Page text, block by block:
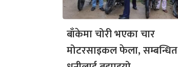
बाँकेमा चोरी भएका चार
मोटरसाइकल फेला, सम्बन्धित